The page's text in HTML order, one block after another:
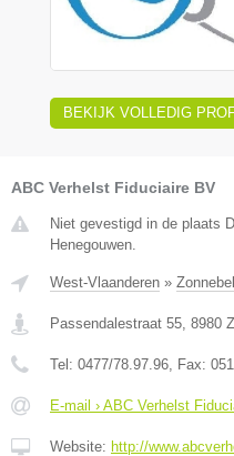
BEKIJK VOLLEDIG
ABC Verhelst Fiduciaire BV
Niet gevestigd in de plaats
Henegouwen.
West-Vlaanderen »
Passendalestraat 55 8980
Tel: 0477/78.97.96 , Fax:
E-mail › ABC Verhelst
Website: http://